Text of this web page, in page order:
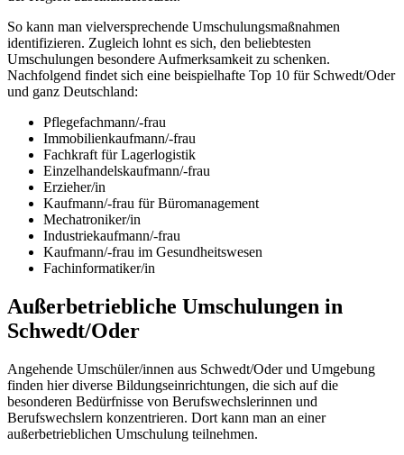
So kann man vielversprechende Umschulungsmaßnahmen
identifizieren. Zugleich lohnt es sich, den beliebtesten
Umschulungen besondere Aufmerksamkeit zu schenken.
Nachfolgend findet sich eine beispielhafte Top 10 für Schwedt/Oder
und ganz Deutschland:
Pflegefachmann/-frau
Immobilienkaufmann/-frau
Fachkraft für Lagerlogistik
Einzelhandelskaufmann/-frau
Erzieher/in
Kaufmann/-frau für Büromanagement
Mechatroniker/in
Industriekaufmann/-frau
Kaufmann/-frau im Gesundheitswesen
Fachinformatiker/in
Außerbetriebliche Umschulungen in
Schwedt/Oder
Angehende Umschüler/innen aus Schwedt/Oder und Umgebung
finden hier diverse Bildungseinrichtungen, die sich auf die
besonderen Bedürfnisse von Berufswechslerinnen und
Berufswechslern konzentrieren. Dort kann man an einer
außerbetrieblichen Umschulung teilnehmen.